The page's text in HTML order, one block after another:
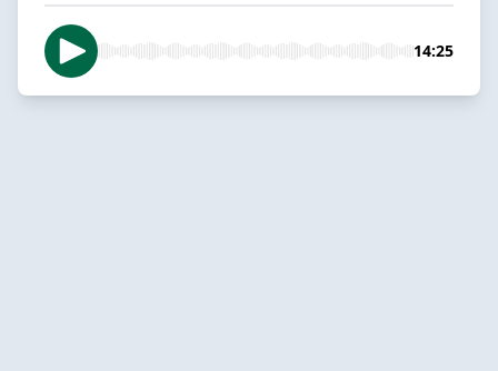
14:25